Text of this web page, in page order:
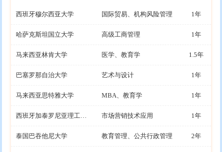
西班牙穆尔西亚大学 国际贸易、机构风险管理 1年
哈萨克斯坦国立大学 高级工商管理 1年
马来西亚林肯大学 医学、教育学 1.5年
巴塞罗那自治大学 艺术与设计 1年
马来西亚思特雅大学 MBA、教育学 1年
西班牙加泰罗尼亚理工大学 市场营销技术应用 1年
泰国巴吞他尼大学 教育管理、公共行政管理 2年